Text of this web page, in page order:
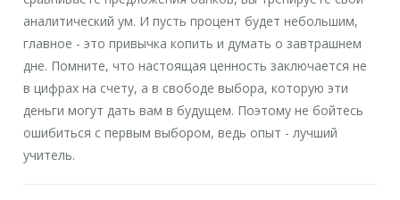
аналитический ум. И пусть процент будет небольшим,
главное - это привычка копить и думать о завтрашнем
дне. Помните, что настоящая ценность заключается не
в цифрах на счету, а в свободе выбора, которую эти
деньги могут дать вам в будущем. Поэтому не бойтесь
ошибиться с первым выбором, ведь опыт - лучший
учитель.